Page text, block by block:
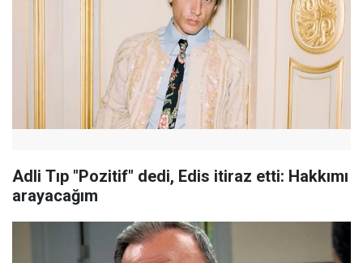
Adli Tıp "Pozitif" dedi, Edis itiraz etti: Hakkımı
arayacağım